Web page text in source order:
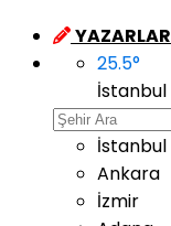
YAZARLAR
25.5°
İstanbul
İstanbul
Ankara
İzmir